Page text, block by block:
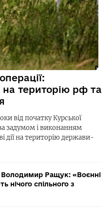
на територію рф та
від початку Курської
задумом і виконанням
дії на територію держави-
Володимир Ращук: «Воєнні
нічого спільного з